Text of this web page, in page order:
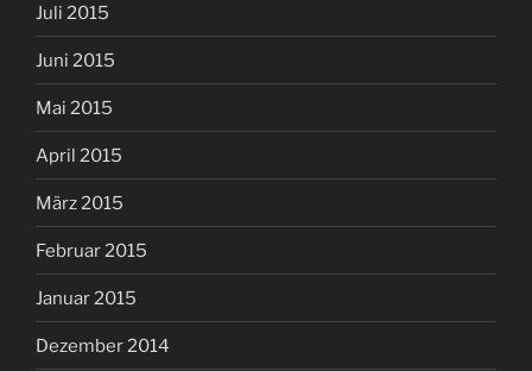
Juli 2015
Juni 2015
Mai 2015
April 2015
März 2015
Februar 2015
Januar 2015
Dezember 2014